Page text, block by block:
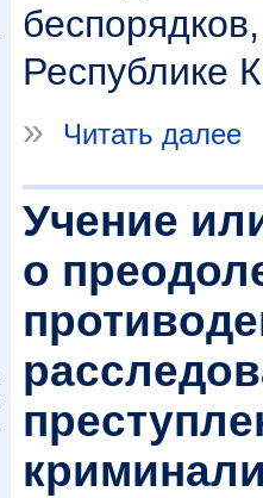
Республике
»
Читать далее
Учение
о